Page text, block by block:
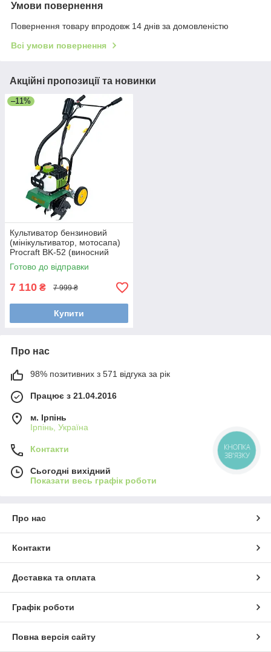
Умови повернення
Повернення товару впродовж 14 днів за домовленістю
Всі умови повернення
Акційні пропозиції та новинки
–11%
Культиватор бензиновий
(мінікультиватор, мотосапа)
Procraft BK-52 (виносний
фільтр)
Готово до відправки
7 110 ₴ 7 999 ₴
Купити
Про нас
98% позитивних з 571 відгука за рік
Працює з 21.04.2016
м. Ірпінь
Ірпінь, Україна
Контакти
Сьогодні вихідний
Показати весь графік роботи
Про нас
Контакти
Доставка та оплата
Графік роботи
Повна версія сайту
КНОПКА
ЗВ'ЯЗКУ